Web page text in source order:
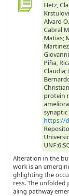
Hetz,
Alvaro
Cabral
Matias;
Piña,
Claudia;
protein
https://
Alteration in the
work is an
ghlighting the
ress. The unfolded
aling pathway